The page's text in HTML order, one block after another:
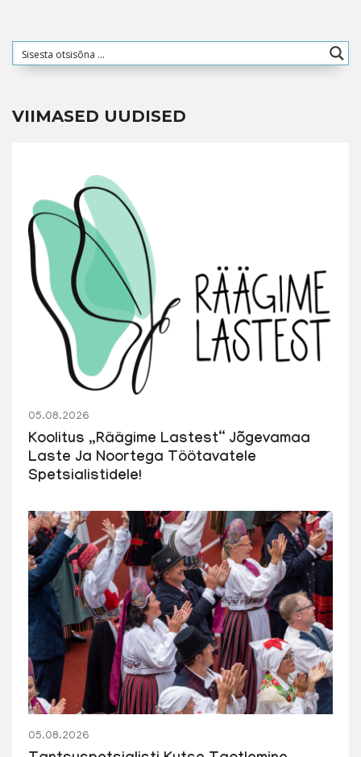
VIIMASED UUDISED
05.08.2026
Koolitus „Räägime Lastest“ Jõgevamaa
Laste Ja Noortega Töötavatele
Spetsialistidele!
05.08.2026